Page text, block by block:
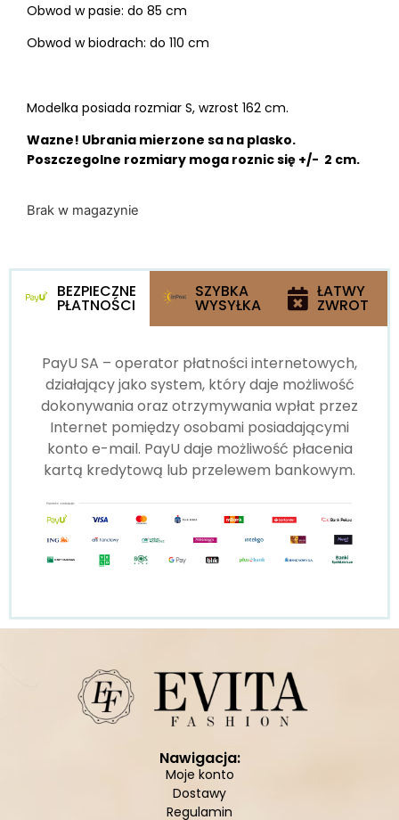
Obwod w pasie: do 85 cm
Obwod w biodrach: do 110 cm
Modelka posiada rozmiar S, wzrost 162 cm.
Wazne! Ubrania mierzone sa na plasko.
Poszczegolne rozmiary moga roznic się +/- 2 cm.
Brak w magazynie
BEZPIECZNE
PŁATNOŚCI
SZYBKA
WYSYŁKA
ŁATWY
ZWROT
PayU SA – operator płatności internetowych,
działający jako system, który daje możliwość
dokonywania oraz otrzymywania wpłat przez
Internet pomiędzy osobami posiadającymi
konto e-mail. PayU daje możliwość płacenia
kartą kredytową lub przelewem bankowym.
Nawigacja:
Moje konto
Dostawy
Regulamin